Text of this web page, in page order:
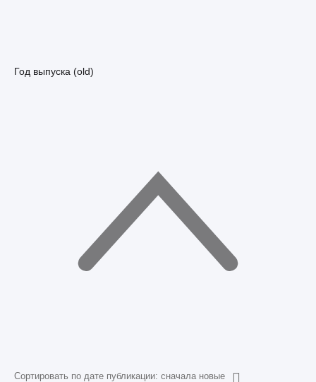
Год выпуска (old)
Сортировать по дате публикации: сначала новые